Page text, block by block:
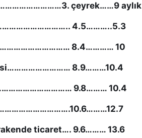
çeyrek……9 aylık
4.5………..5.3
8.4………… 10
8.9………10.4
9.8……… 10.4
ticaret…. 9.6……… 13.6